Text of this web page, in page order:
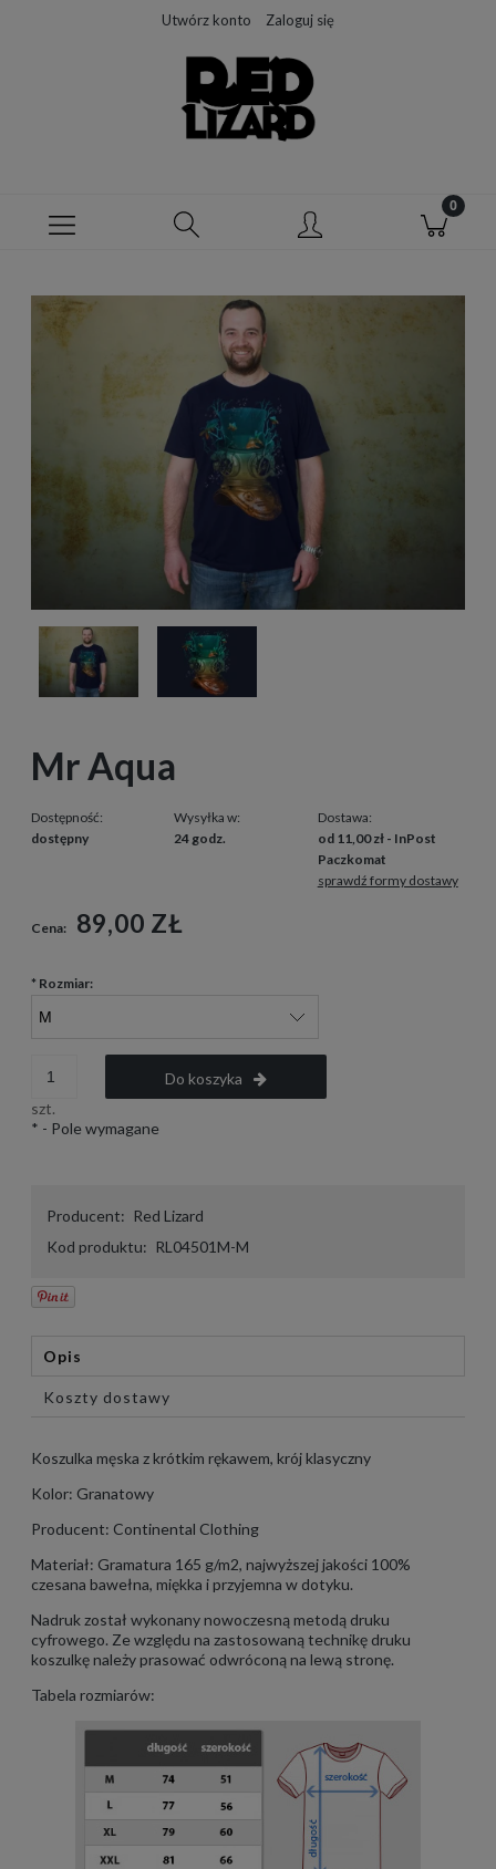
Utwórz konto Zaloguj się
Mr Aqua
Dostępność:
dostępny
Wysyłka w:
24 godz.
Dostawa:
od 11,00 zł - InPost
Paczkomat
sprawdź formy dostawy
Cena: 89,00 ZŁ
* Rozmiar:
szt.
Do koszyka
* - Pole wymagane
Producent: Red Lizard
Kod produktu: RL04501M-M
Opis
Koszty dostawy
Koszulka męska z krótkim rękawem, krój klasyczny
Kolor: Granatowy
Producent: Continental Clothing
Materiał: Gramatura 165 g/m2, najwyższej jakości 100%
czesana bawełna, miękka i przyjemna w dotyku.
Nadruk został wykonany nowoczesną metodą druku
cyfrowego. Ze względu na zastosowaną technikę druku
koszulkę należy prasować odwróconą na lewą stronę.
Tabela rozmiarów: